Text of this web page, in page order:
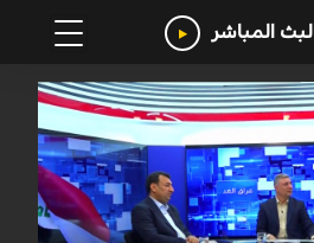
البث المباشر